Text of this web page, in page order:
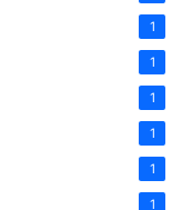
1
1
1
1
1
1